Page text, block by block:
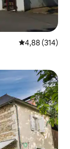
4,88 de uma
4,88 (314)